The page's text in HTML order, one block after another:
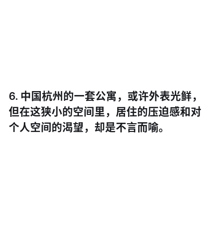
6. 中国杭州的一套公寓，或许外表光鲜，
但在这狭小的空间里，居住的压迫感和对
个人空间的渴望，却是不言而喻。